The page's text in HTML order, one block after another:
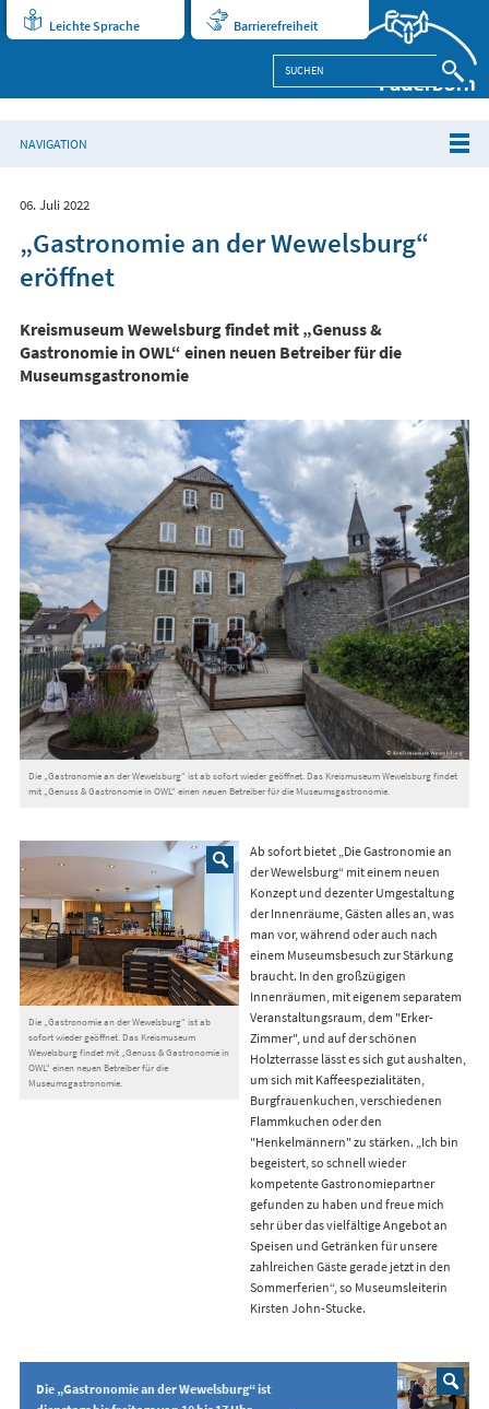
Leichte Sprache Barrierefreiheit
NAVIGATION
06. Juli 2022
„Gastronomie an der Wewelsburg“
eröffnet
Kreismuseum Wewelsburg findet mit „Genuss &
Gastronomie in OWL“ einen neuen Betreiber für die
Museumsgastronomie
Die „Gastronomie an der Wewelsburg“ ist ab sofort wieder geöffnet. Das Kreismuseum Wewelsburg findet
mit „Genuss & Gastronomie in OWL“ einen neuen Betreiber für die Museumsgastronomie.
Die „Gastronomie an der Wewelsburg“ ist ab
sofort wieder geöffnet. Das Kreismuseum
Wewelsburg findet mit „Genuss & Gastronomie in
OWL“ einen neuen Betreiber für die
Museumsgastronomie.
Ab sofort bietet „Die Gastronomie an
der Wewelsburg“ mit einem neuen
Konzept und dezenter Umgestaltung
der Innenräume, Gästen alles an, was
man vor, während oder auch nach
einem Museumsbesuch zur Stärkung
braucht. In den großzügigen
Innenräumen, mit eigenem separatem
Veranstaltungsraum, dem "Erker-
Zimmer", und auf der schönen
Holzterrasse lässt es sich gut aushalten,
um sich mit Kaffeespezialitäten,
Burgfrauenkuchen, verschiedenen
Flammkuchen oder den
"Henkelmännern" zu stärken. „Ich bin
begeistert, so schnell wieder
kompetente Gastronomiepartner
gefunden zu haben und freue mich
sehr über das vielfältige Angebot an
Speisen und Getränken für unsere
zahlreichen Gäste gerade jetzt in den
Sommerferien“, so Museumsleiterin
Kirsten John-Stucke.
Die „Gastronomie an der Wewelsburg“ ist